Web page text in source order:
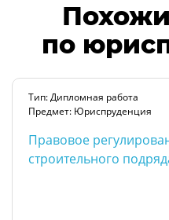
по
Тип: Дипломная работа
Предмет: Юриспруденция
Правовое
строительного